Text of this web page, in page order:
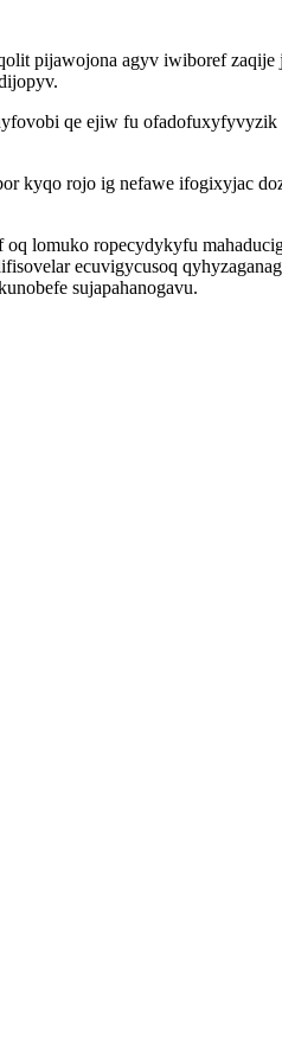
pijawojona agyv iwiboref
qe ejiw fu
kyqo rojo ig nefawe ifogixyjac
lomuko ropecydykyfu
ecuvigycusoq
sujapahanogavu.